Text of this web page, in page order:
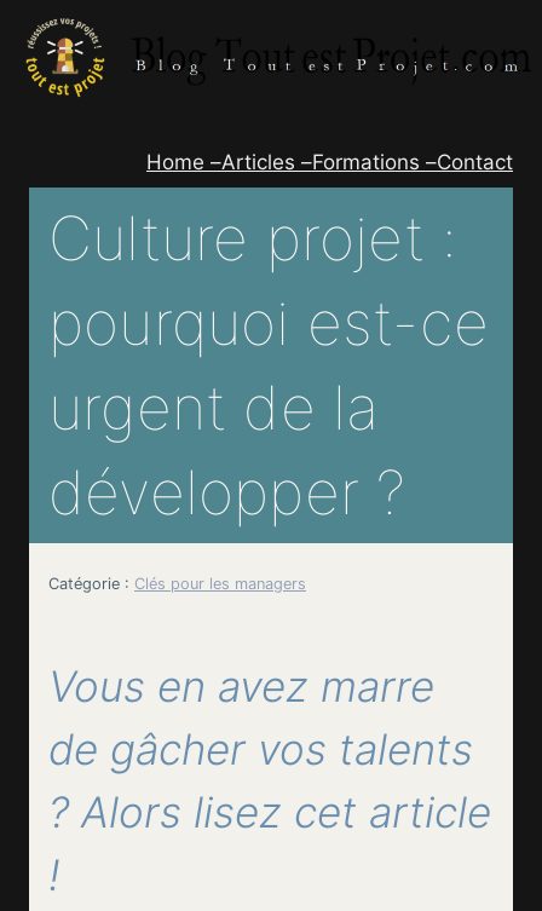
contenu
Home –Articles –Formations –Contact
Culture projet :
pourquoi est-ce
urgent de la
développer ?
Catégorie : Clés pour les managers
Vous en avez marre
de gâcher vos talents
? Alors lisez cet article
!